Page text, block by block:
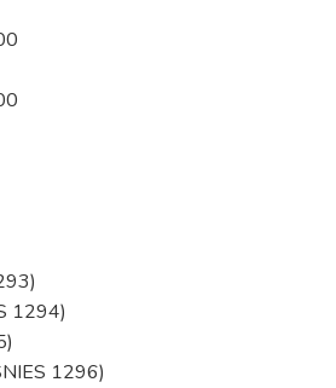
1294)
1296)